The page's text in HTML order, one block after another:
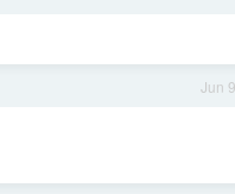
Jun 9